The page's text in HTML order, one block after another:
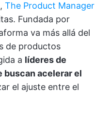
The Product Manager
Fundada por
va más allá del
de productos
a líderes de
buscan acelerar el
el ajuste entre el